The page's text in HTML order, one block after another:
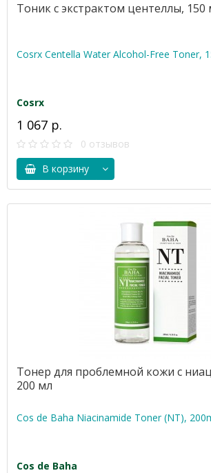
Тоник с экстрактом центеллы, 150
Cosrx Centella Water Alcohol-Free Toner,
Cosrx
1 067 р.
0 отзывов
В корзину
Тонер для проблемной кожи с
200 мл
Cos de Baha Niacinamide Toner (NT),
Cos de Baha